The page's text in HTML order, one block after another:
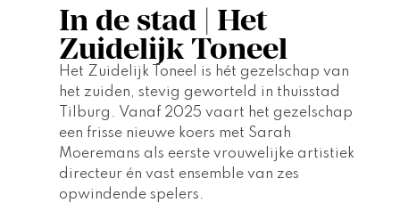
In de stad | Het
Zuidelijk Toneel
Het Zuidelijk Toneel is hét gezelschap van
het zuiden, stevig geworteld in thuisstad
Tilburg. Vanaf 2025 vaart het gezelschap
een frisse nieuwe koers met Sarah
Moeremans als eerste vrouwelijke artistiek
directeur én vast ensemble van zes
opwindende spelers.